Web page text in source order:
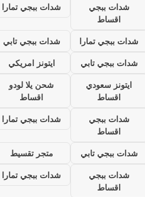
شدات ببجي
اقساط
شدات ببجي تمارا
شدات ببجي تمارا
شدات ببجي تابي
شدات ببجي تابي
ايتونز امريكي
ايتونز سعودي
اقساط
شحن يلا لودو
اقساط
شدات ببجي
اقساط
شدات ببجي تمارا
شدات ببجي تابي
متجر تقسيط
شدات ببجي
اقساط
شدات ببجي تمارا